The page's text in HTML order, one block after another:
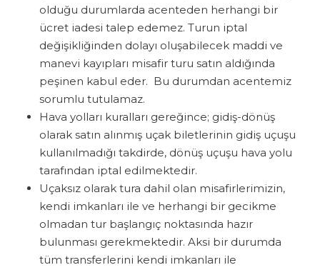
olduğu durumlarda acenteden herhangi bir
ücret iadesi talep edemez. Turun iptal
değişikliğinden dolayı oluşabilecek maddi ve
manevi kayıpları misafir turu satın aldığında
peşinen kabul eder. Bu durumdan acentemiz
sorumlu tutulamaz.
Hava yolları kuralları gereğince; gidiş-dönüş
olarak satın alınmış uçak biletlerinin gidiş uçuşu
kullanılmadığı takdirde, dönüş uçuşu hava yolu
tarafından iptal edilmektedir.
Uçaksız olarak tura dahil olan misafirlerimizin,
kendi imkanları ile ve herhangi bir gecikme
olmadan tur başlangıç noktasında hazır
bulunması gerekmektedir. Aksi bir durumda
tüm transferlerini kendi imkanları ile